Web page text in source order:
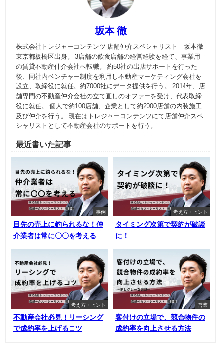
坂本 徹
株式会社トレジャーコンテンツ 店舗仲介スペシャリスト 坂本徹
東京都板橋区出身。 3店舗の飲食店舗の経営経験を経て、事業用
の賃貸不動産仲介会社へ転職。 約50社の出店サポートを行った
後、同社内ベンチャー制度を利用し不動産マーケティング会社を
設立、取締役に就任。約7000社にデータ提供を行う。 2014年、店
舗専門の不動産仲介会社の立て直しのオファーを受け、代表取締
役に就任。 個人で約100店舗、企業として約2000店舗の内装施工
及び仲介を行う。 現在はトレジャーコンテンツにて店舗仲介スペ
シャリストとして不動産会社のサポートを行う。
最近書いた記事
事例
目先の売上に釣られるな！仲
介業者は常に〇〇を考える
考え方・ヒント
タイミング次第で契約が破談
に！
考え方・ヒント
不動産会社必見！リーシング
で成約率を上げるコツ
営業
客付けの立場で、競合物件の
成約率を向上させる方法